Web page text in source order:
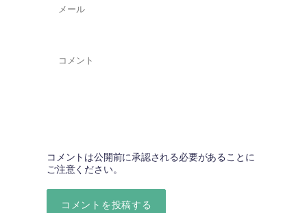
コメントは公開前に承認される必要があることに
ご注意ください。